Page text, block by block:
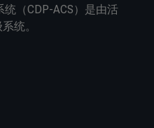
（CDP-ACS）是由活
统。